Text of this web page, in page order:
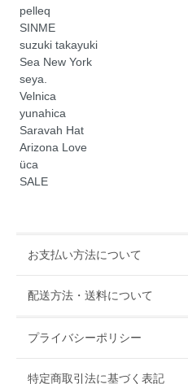
pelleq
SINME
suzuki takayuki
Sea New York
seya.
Velnica
yunahica
Saravah Hat
Arizona Love
üca
SALE
お支払い方法について
配送方法・送料について
プライバシーポリシー
特定商取引法に基づく表記